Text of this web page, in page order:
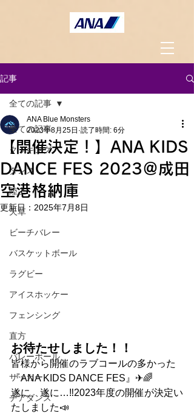
記事
全ての記事
クッキング
ダンス
陸上
天草
ビーチバレー
バスケットボール
ラグビー
アイスホッケー
フェンシング
直方
バレーボール
サッカー
チアダンス
全ての記事
【開催決定！】ANA KIDS
DANCE FES 2023＠成田
空港格納庫
ANA Blue Monsters
2023年8月25日 読了時間: 6分
更新日： 2025年7月8日
お待たせしました！！
皆様から開催のラブコールの多かった
『ANA KIDS DANCE FES』✈🌈
遂に、遂に…‼2023年度の開催が決定い
たしました📣